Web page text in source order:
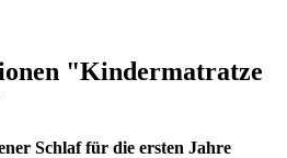
"Kindermatratze
Schlaf für die ersten Jahre